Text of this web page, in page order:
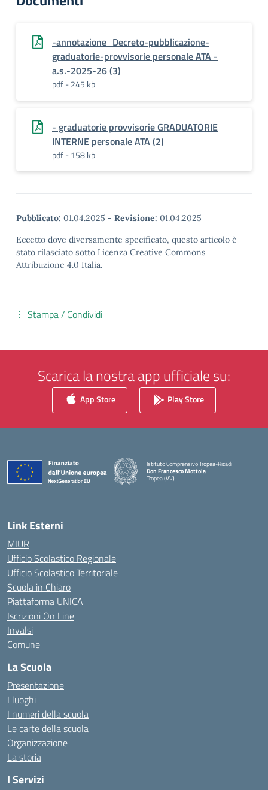
-annotazione_Decreto-pubblicazione-
graduatorie-provvisorie personale ATA -
a.s.-2025-26 (3)
pdf - 245 kb
- graduatorie provvisorie GRADUATORIE
INTERNE personale ATA (2)
pdf - 158 kb
Pubblicato: 01.04.2025 - Revisione: 01.04.2025
Eccetto dove diversamente specificato, questo articolo è
stato rilasciato sotto Licenza Creative Commons
Attribuzione 4.0 Italia.
Stampa / Condividi
Scarica la nostra app ufficiale su:
App Store Play Store
Istituto Comprensivo Tropea-Ricadi
Don Francesco Mottola
Tropea (VV)
— Visita la pagina iniziale della scuola
Link Esterni
MIUR
Ufficio Scolastico Regionale
Ufficio Scolastico Territoriale
Scuola in Chiaro
Piattaforma UNICA
Iscrizioni On Line
Invalsi
Comune
La Scuola
Presentazione
I luoghi
I numeri della scuola
Le carte della scuola
Organizzazione
La storia
I Servizi